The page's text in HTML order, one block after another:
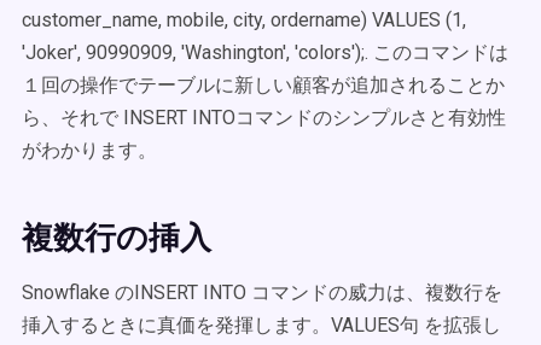
customer_name, mobile, city, ordername) VALUES (1,
'Joker', 90990909, 'Washington', 'colors');. このコマンドは
１回の操作でテーブルに新しい顧客が追加されることか
ら、それで INSERT INTOコマンドのシンプルさと有効性
がわかります。
複数行の挿入
Snowflake のINSERT INTO コマンドの威力は、複数行を
挿入するときに真価を発揮します。VALUES句 を拡張し